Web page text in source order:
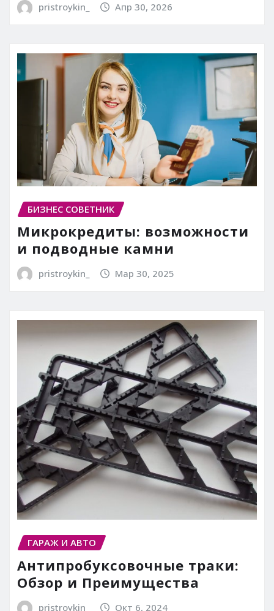
pristroykin_ Апр 30, 2026
БИЗНЕС СОВЕТНИК
Микрокредиты: возможности
и подводные камни
pristroykin_ Мар 30, 2025
ГАРАЖ И АВТО
Антипробуксовочные траки:
Обзор и Преимущества
pristroykin_ Окт 6, 2024